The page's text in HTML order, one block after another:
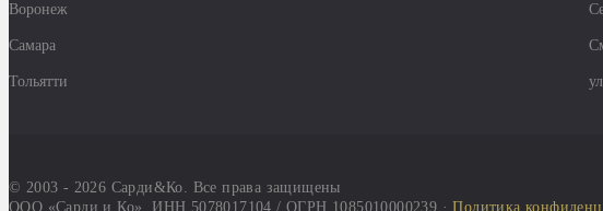
Воронеж
Самара
Тольятти
© 2003 - 2026 Сарди&Ко. Все права защищены
ООО «Сарди и Ко», ИНН 5078017104 / ОГРН 1085010000239 ·Политика